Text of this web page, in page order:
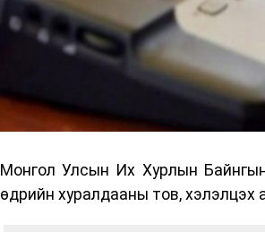
Монгол Улсын Их Хурлын
өдрийн хуралдааны тов, хэлэлцэх